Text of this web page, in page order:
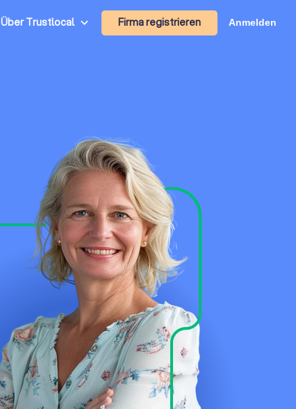
Über Trustlocal Firma registrieren Anmelden